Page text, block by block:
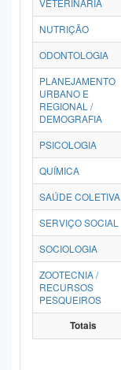
VETERINÁRIA
NUTRIÇÃO
ODONTOLOGIA
PLANEJAMENTO
URBANO E
REGIONAL /
DEMOGRAFIA
PSICOLOGIA
QUÍMICA
SAÚDE COLETIVA
SERVIÇO SOCIAL
SOCIOLOGIA
ZOOTECNIA /
RECURSOS
PESQUEIROS
Totais